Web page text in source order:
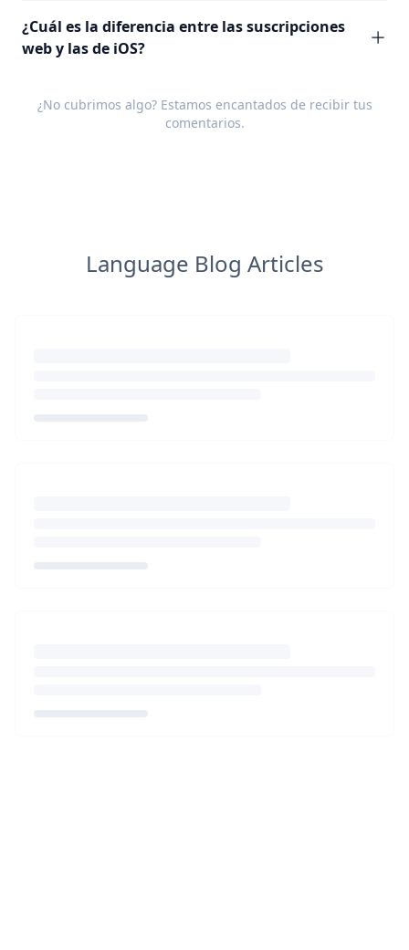
¿Cuál es la diferencia entre las suscripciones
web y las de iOS?
¿No cubrimos algo? Estamos encantados de recibir tus
comentarios.
Language Blog Articles